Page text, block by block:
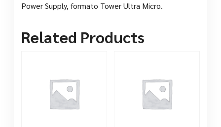
Power Supply, formato Tower Ultra Micro.
Related Products